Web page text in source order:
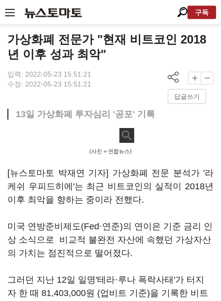
구독
가상화폐 전문가 "현재 비트코인 2018
년 이후 성과 최악"
입력: 2022-05-23 15:51:21
수정: 2022-05-23 15:51:21
답글쓰기
13일 가상화폐 투자심리 '공포' 기록
(사진 = 연합뉴스)
[뉴스토마토 박재연 기자] 가상화폐 전문 분석가 '라
케쉬 우피드히에'는 최근 비트코인의 실적이 2018년
이후 최악을 향하는 중이라 전했다.
미국 연방준비제도(Fed·연준)의 연이은 기준 금리 인
상 소식으로 비교적 불완전 자산에 속했던 가상자산
의 가치는 점진적으로 떨어졌다.
그러던 지난 12일 일명'테라·루나 폭락사태'가 터지
자 한 때 81,403,000원 (업비트 기준)을 기록한 비트